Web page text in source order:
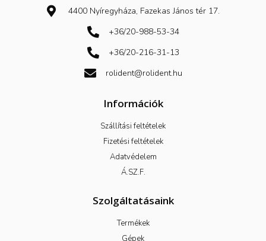
k
f
4400 Nyíregyháza, Fazekas János tér 17.
+36/20-988-53-34
+36/20-216-31-13
rolident@rolident.hu
Információk
Szállítási feltételek
Fizetési feltételek
Adatvédelem
Á.SZ.F.
Szolgáltatásaink
Termékek
Gépek